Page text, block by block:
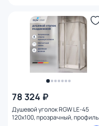
78 324 ₽
Душевой уголок RGW LE-45
120x100, прозрачный, профиль